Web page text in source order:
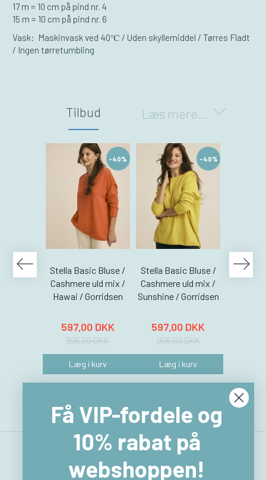
17 m = 10 cm på pind nr. 4
15 m = 10 cm på pind nr. 6
Vask: Maskinvask ved 40℃ / Uden skyllemiddel / Tørres Fladt
/ Ingen tørretumbling
Læs mere...
Tilbud
-40%
Stella Basic Bluse /
Cashmere uld mix /
Hawai / Gorridsen
597,00 DKK
995,00 DKK
Læg i kurv
-40%
Stella Basic Bluse /
Cashmere uld mix /
Sunshine / Gorridsen
597,00 DKK
995,00 DKK
Læg i kurv
Stella
Få VIP-fordele og
10% rabat på
webshoppen!